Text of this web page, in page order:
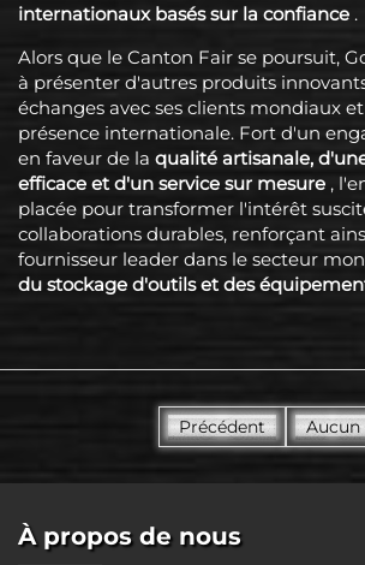
internationaux basés sur la confiance .
Alors que le Canton Fair se poursuit,
à présenter d'autres produits
échanges avec ses clients mondiaux
présence internationale. Fort d'un
en faveur de la qualité artisanale,
efficace et d'un service sur mesure ,
placée pour transformer l'intérêt
collaborations durables, renforçant
fournisseur leader dans le secteur
du stockage d'outils et des
Précédent Aucun
À propos de nous